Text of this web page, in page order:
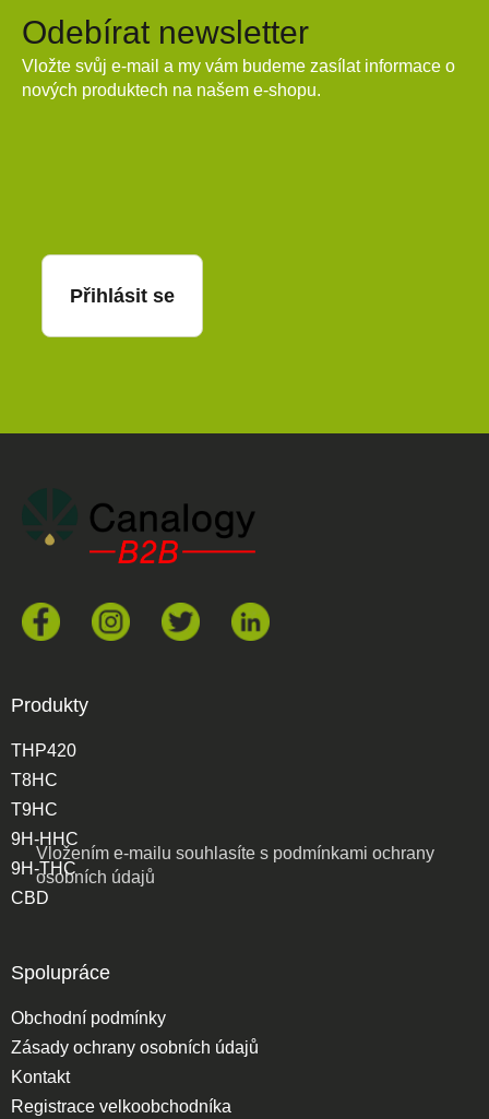
Odebírat newsletter
Vložte svůj e-mail a my vám budeme zasílat informace o
nových produktech na našem e-shopu.
Vložením e-mailu souhlasíte s podmínkami ochrany
osobních údajů
Přihlásit se
Produkty
THP420
T8HC
T9HC
9H-HHC
9H-THC
CBD
Spolupráce
Obchodní podmínky
Zásady ochrany osobních údajů
Kontakt
Registrace velkoobchodníka